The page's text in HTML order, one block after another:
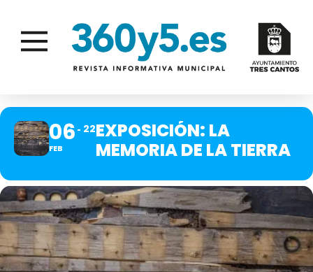
06
FEB
22EXPOSICIÓN: LA
MEMORIA DE LA TIERRA